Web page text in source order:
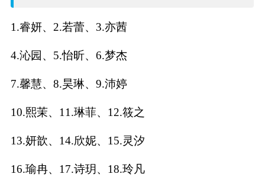
名
男孩名字打分
女孩名字打分
1.睿妍、2.若蕾、3.亦茜
4.沁园、5.怡昕、6.梦杰
7.馨慧、8.昊琳、9.沛婷
10.熙茉、11.琳菲、12.筱之
13.妍歆、14.欣妮、15.灵汐
16.瑜冉、17.诗玥、18.玲凡